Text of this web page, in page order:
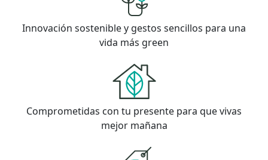
Innovación sostenible y gestos sencillos para una
vida más green
Comprometidas con tu presente para que vivas
mejor mañana